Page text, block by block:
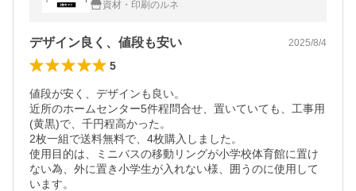
資材・印刷のルネ
デザイン良く、値段も安い 2025/8/4
5
値段が安く、デザインも良い。
近所のホームセンター5件程問合せ、置いていても、工事用
(黄黒)で、千円程高かった。
2枚一組で送料無料で、4枚購入しました。
使用目的は、ミニバスの移動リングが小学校体育館に置け
ない為、外に置き小学生が入れない様、囲うのに使用して
います。